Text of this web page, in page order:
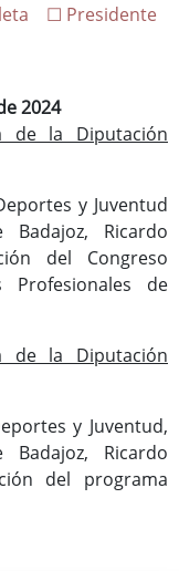
☐ Presidente
2024
de la Diputación
y Juventud
Ricardo
del Congreso
Profesionales de
de la Diputación
y Juventud,
Ricardo
del programa